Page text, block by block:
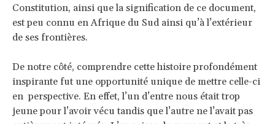
Constitution, ainsi que la signification de ce document,
est peu connu en Afrique du Sud ainsi qu’à l’extérieur
de ses frontières.
De notre côté, comprendre cette histoire profondément
inspirante fut une opportunité unique de mettre celle-ci
en perspective. En effet, l’un d’entre nous était trop
jeune pour l’avoir vécu tandis que l’autre ne l’avait pas